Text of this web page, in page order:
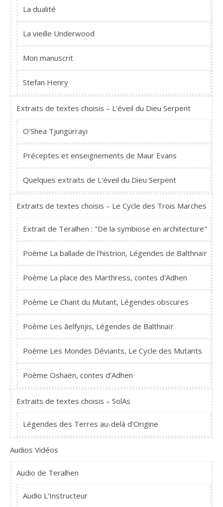
La dualité
La vieille Underwood
Mon manuscrit
Stefan Henry
Extraits de textes choisis – L'éveil du Dieu Serpent
O’Shea Tjungurrayi
Préceptes et enseignements de Maur Evans
Quelques extraits de L'éveil du Dieu Serpent
Extraits de textes choisis – Le Cycle des Trois Marches
Extrait de Teralhen : "De la symbiose en architecture"
Poème La ballade de l'histrion, Légendes de Balthnaïr
Poème La place des Marthress, contes d'Adhen
Poème Le Chant du Mutant, Légendes obscures
Poème Les ãelfynjis, Légendes de Balthnaïr
Poème Les Mondes Déviants, Le Cycle des Mutants
Poème Oshaën, contes d'Adhen
Extraits de textes choisis – SolAs
Légendes des Terres au-delà d'Origine
Audios Vidéos
Audio de Teralhen
Audio L'Instructeur